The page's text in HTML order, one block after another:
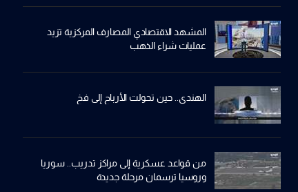
المشهد الاقتصادي المصارف المركزية تزيد
عمليات شراء الذهب
الهندي.. حين تحولت الأرباح إلى فخ
من قواعد عسكرية إلى مراكز تدريب.. سوريا
وروسيا ترسمان مرحلة جديدة